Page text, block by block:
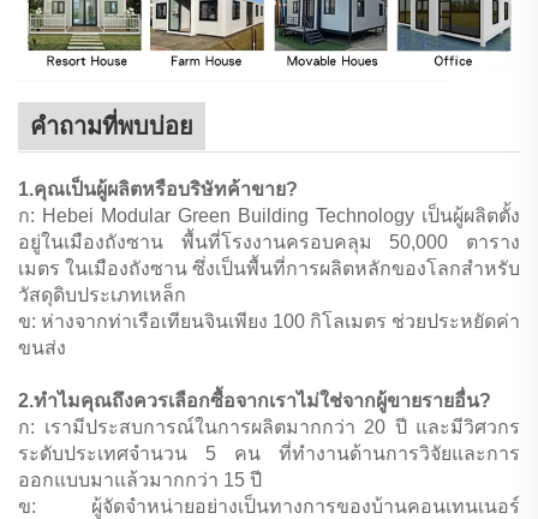
คำถามที่พบบ่อย
1.คุณเป็นผู้ผลิตหรือบริษัทค้าขาย?
ก: Hebei Modular Green Building Technology เป็นผู้ผลิตตั้ง
อยู่ในเมืองถังซาน พื้นที่โรงงานครอบคลุม 50,000 ตาราง
เมตร ในเมืองถังซาน ซึ่งเป็นพื้นที่การผลิตหลักของโลกสำหรับ
วัสดุดิบประเภทเหล็ก
ข: ห่างจากท่าเรือเทียนจินเพียง 100 กิโลเมตร ช่วยประหยัดค่า
ขนส่ง
2.ทำไมคุณถึงควรเลือกซื้อจากเราไม่ใช่จากผู้ขายรายอื่น?
ก: เรามีประสบการณ์ในการผลิตมากกว่า 20 ปี และมีวิศวกร
ระดับประเทศจำนวน 5 คน ที่ทำงานด้านการวิจัยและการ
ออกแบบมาแล้วมากกว่า 15 ปี
ข: ผู้จัดจำหน่ายอย่างเป็นทางการของบ้านคอนเทนเนอร์